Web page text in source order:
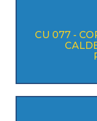
CU 077 -